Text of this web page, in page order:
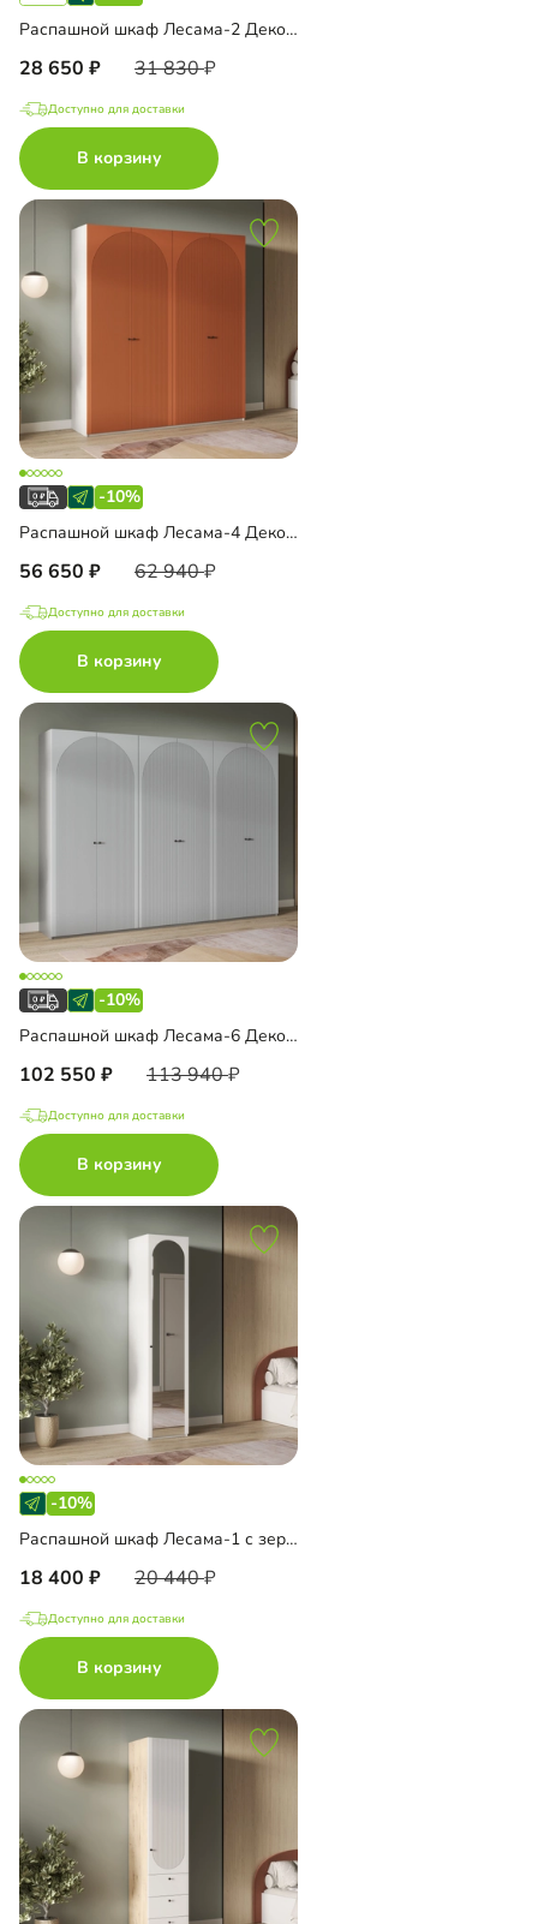
Распашной шкаф Лесама-2 Декор 4
28 650 31 830
Доступно для доставки
В корзину
-10%
Распашной шкаф Лесама-4 Декор 4
56 650 62 940
Доступно для доставки
В корзину
-10%
Распашной шкаф Лесама-6 Декор 4
102 550 113 940
Доступно для доставки
В корзину
-10%
Распашной шкаф Лесама-1 с зеркалом
18 400 20 440
Доступно для доставки
В корзину